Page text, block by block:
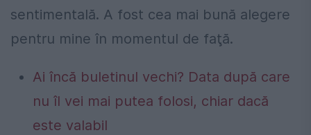
sentimentală. A fost cea mai bună alegere
pentru mine în momentul de faţă.
Ai încă buletinul vechi? Data după care
nu îl vei mai putea folosi, chiar dacă
este valabil